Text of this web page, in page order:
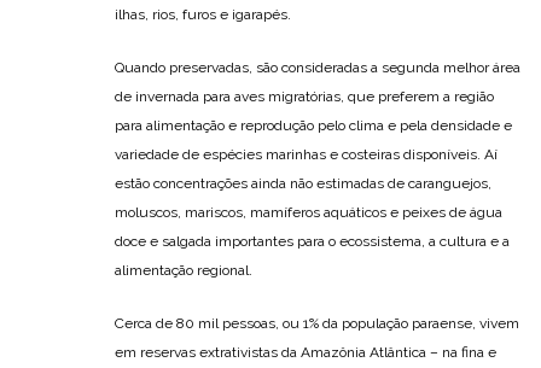
ilhas, rios, furos e igarapés.
Quando preservadas, são consideradas a segunda melhor área
de invernada para aves migratórias, que preferem a região
para alimentação e reprodução pelo clima e pela densidade e
variedade de espécies marinhas e costeiras disponíveis. Aí
estão concentrações ainda não estimadas de caranguejos,
moluscos, mariscos, mamíferos aquáticos e peixes de água
doce e salgada importantes para o ecossistema, a cultura e a
alimentação regional.
Cerca de 80 mil pessoas, ou 1% da população paraense, vivem
em reservas extrativistas da Amazônia Atlântica – na fina e